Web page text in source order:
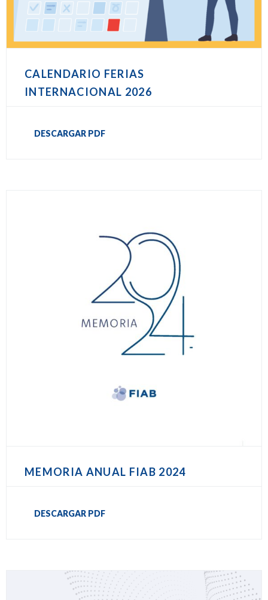
CALENDARIO FERIAS
INTERNACIONAL 2026
DESCARGAR PDF
MEMORIA ANUAL FIAB 2024
DESCARGAR PDF